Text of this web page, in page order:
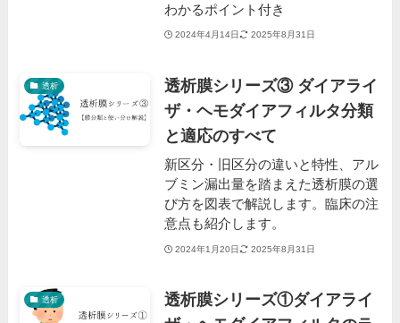
わかるポイント付き
2024年4月14日 2025年8月31日
透析
透析膜シリーズ③ ダイアライ
ザ・ヘモダイアフィルタ分類
と適応のすべて
新区分・旧区分の違いと特性、アル
ブミン漏出量を踏まえた透析膜の選
び方を図表で解説します。臨床の注
意点も紹介します。
2024年1月20日 2025年8月31日
透析
透析膜シリーズ①ダイアライ